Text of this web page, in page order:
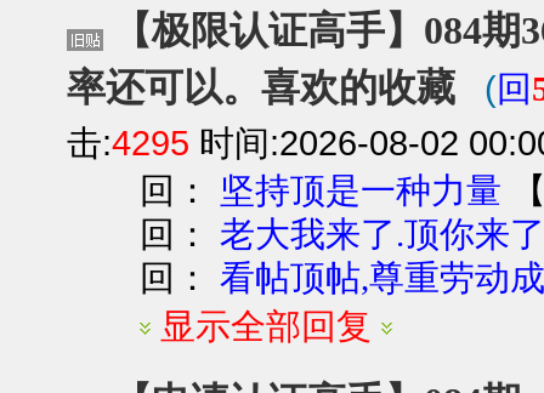
【极限认证高手】084
率还可以。喜欢的收藏
(回
击:4295 时间:2026-08-02
回：
坚持顶是一种力量
回：老大我来了.顶你来
回：看帖顶帖,尊重劳动
显示全部回复